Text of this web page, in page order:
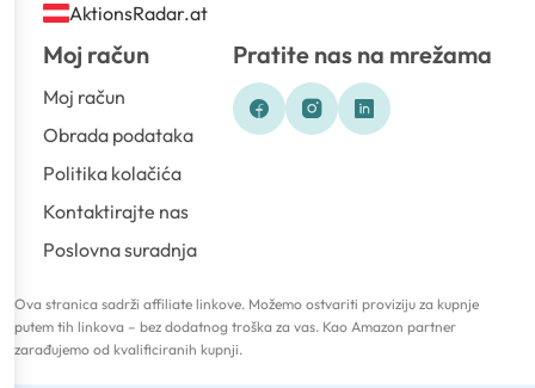
AktionsRadar.at
Moj račun
Moj račun
Obrada podataka
Politika kolačića
Kontaktirajte nas
Poslovna suradnja
Pratite nas na mrežama
Ova stranica sadrži affiliate linkove. Možemo ostvariti proviziju za kupnje
putem tih linkova – bez dodatnog troška za vas. Kao Amazon partner
zarađujemo od kvalificiranih kupnji.